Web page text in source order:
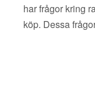
har frågor kring
köp. Dessa